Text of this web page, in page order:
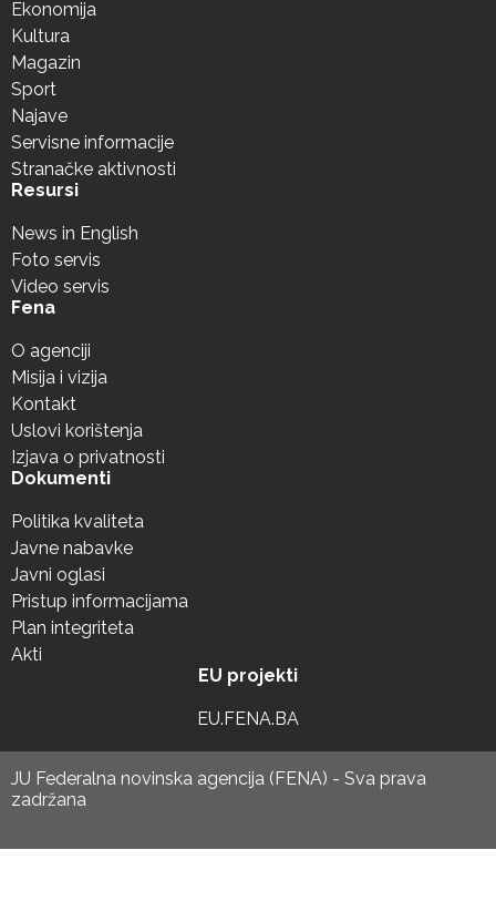
Ekonomija
Kultura
Magazin
Sport
Najave
Servisne informacije
Stranačke aktivnosti
Resursi
News in English
Foto servis
Video servis
Fena
O agenciji
Misija i vizija
Kontakt
Uslovi korištenja
Izjava o privatnosti
Dokumenti
Politika kvaliteta
Javne nabavke
Javni oglasi
Pristup informacijama
Plan integriteta
Akti
EU projekti
EU.FENA.BA
JU Federalna novinska agencija (FENA) - Sva prava
zadržana